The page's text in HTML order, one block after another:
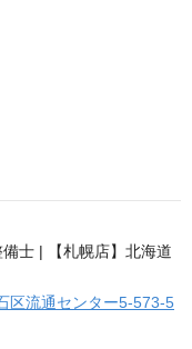
区流通センター5-573-5